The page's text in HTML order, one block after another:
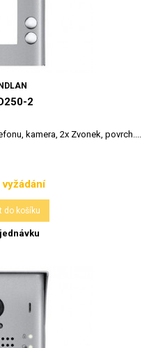
2
kamera, 2x Zvonek, povrch....
Cena
vyžádání
do košíku